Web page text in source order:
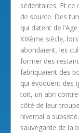
sédentaires. Et ce
de source. Des
qui datent de
XIXème siècle,
abondaient, les
former des
fabriquaient des
qui évoquent des
toit, un abri
côté de leur
hivernal a
sauvegarde de la